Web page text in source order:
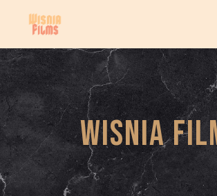
WISNIA